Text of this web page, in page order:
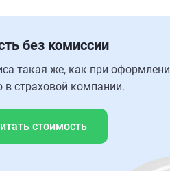
без комиссии
такая же, как при
страховой компании.
стоимость